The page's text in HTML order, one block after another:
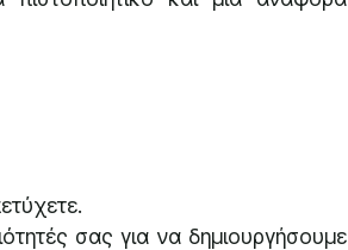
σας για να δημιουργήσουμε